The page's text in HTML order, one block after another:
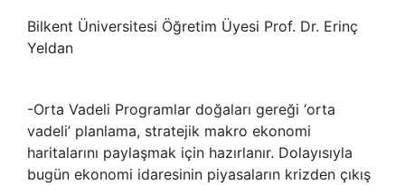
Bilkent Üniversitesi Öğretim Üyesi Prof. Dr. Erinç
Yeldan
-Orta Vadeli Programlar doğaları gereği ‘orta
vadeli’ planlama, stratejik makro ekonomi
haritalarını paylaşmak için hazırlanır. Dolayısıyla
bugün ekonomi idaresinin piyasaların krizden çıkış